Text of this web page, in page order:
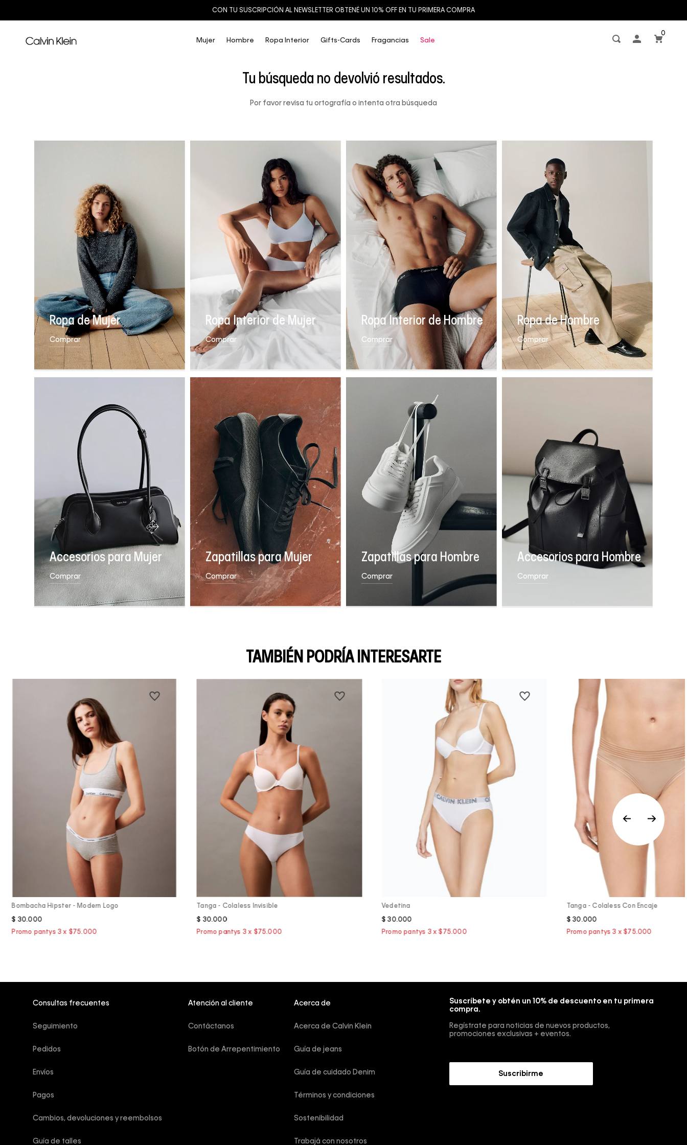
CON TU SUSCRIPCIÓN AL NEWSLETTER OBTENÉ UN 10% OFF EN TU PRIMERA COMPRA
Mujer Hombre Ropa Interior Gifts-Cards Fragancias Sale
0
Tu búsqueda no devolvió resultados.
Por favor revisa tu ortografía o intenta otra búsqueda
Ropa de Mujer
Comprar
Ropa Interior de Mujer
Comprar
Ropa Interior de Hombre
Comprar
Ropa de Hombre
Comprar
Accesorios para Mujer
Comprar
Zapatillas para Mujer
Comprar
Zapatillas para Hombre
Comprar
Accesorios para Hombre
Comprar
TAMBIÉN PODRÍA INTERESARTE
Vista Rápida
Bombacha Hipster - Modern Logo
$ 30.000
Vista Rápida
Tanga - Colaless Invisible
$ 30.000
Vista Rápida
Vedetina
$ 30.000
Tanga - Colaless Con Encaje
$ 30.000
Consultas frecuentes
Seguimiento
Pedidos
Envíos
Pagos
Cambios, devoluciones y reembolsos
Guía de talles
Atención al cliente
Contáctanos
Botón de Arrepentimiento
Acerca de
Acerca de Calvin Klein
Guía de jeans
Guía de cuidado Denim
Términos y condiciones
Sostenibilidad
Trabajá con nosotros
Suscríbete y obtén un 10% de descuento en tu primera
compra.
Regístrate para noticias de nuevos productos,
promociones exclusivas + eventos.
Suscribirme